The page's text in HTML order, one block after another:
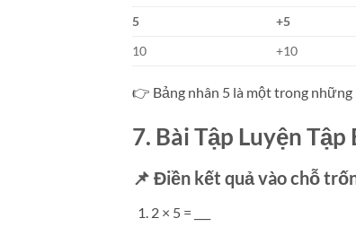
5
+5
10
+10
👉 Bảng nhân 5 là một trong những
7. Bài Tập Luyện
📌 Điền kết quả vào chỗ
2 × 5 = ___